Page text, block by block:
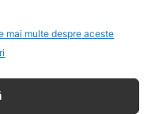
mai multe despre aceste